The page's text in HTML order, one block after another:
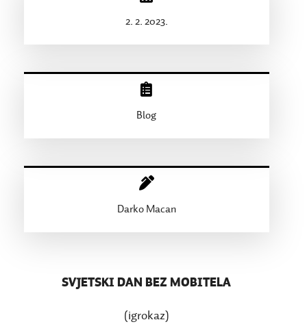
2. 2. 2023.
Blog
Darko Macan
SVJETSKI DAN BEZ MOBITELA
(igrokaz)